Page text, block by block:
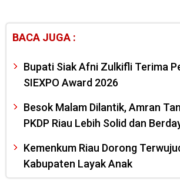
BACA JUGA :
Bupati Siak Afni Zulkifli Terima
SIEXPO Award 2026
Besok Malam Dilantik, Amran
PKDP Riau Lebih Solid dan
Kemenkum Riau Dorong
Kabupaten Layak Anak